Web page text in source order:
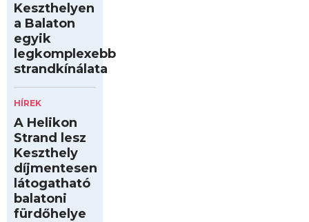
Keszthelyen
a Balaton
egyik
legkomplexebb
strandkínálata
HÍREK
A Helikon
Strand lesz
Keszthely
díjmentesen
látogatható
balatoni
fürdőhelye